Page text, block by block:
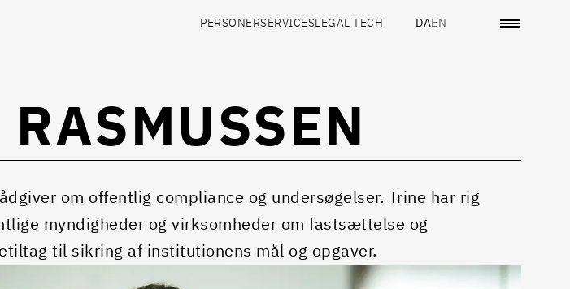
PERSONERSERVICESLEGAL TECH DAEN
om offentlig compliance og undersøgelser. Trine har rig
myndigheder og virksomheder om fastsættelse og
til sikring af institutionens mål og opgaver.